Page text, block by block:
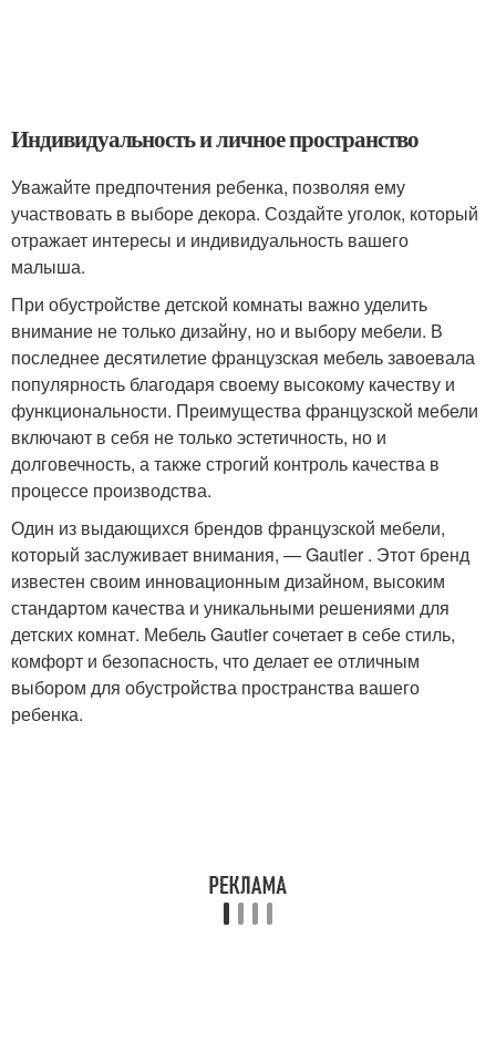
Индивидуальность и личное пространство
Уважайте предпочтения ребенка, позволяя ему
участвовать в выборе декора. Создайте уголок, который
отражает интересы и индивидуальность вашего
малыша.
При обустройстве детской комнаты важно уделить
внимание не только дизайну, но и выбору мебели. В
последнее десятилетие французская мебель завоевала
популярность благодаря своему высокому качеству и
функциональности. Преимущества французской мебели
включают в себя не только эстетичность, но и
долговечность, а также строгий контроль качества в
процессе производства.
Один из выдающихся брендов французской мебели,
который заслуживает внимания, — Gautier . Этот бренд
известен своим инновационным дизайном, высоким
стандартом качества и уникальными решениями для
детских комнат. Мебель Gautier сочетает в себе стиль,
комфорт и безопасность, что делает ее отличным
выбором для обустройства пространства вашего
ребенка.